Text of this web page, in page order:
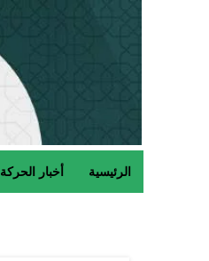
الرئيسية أخبار الحركة